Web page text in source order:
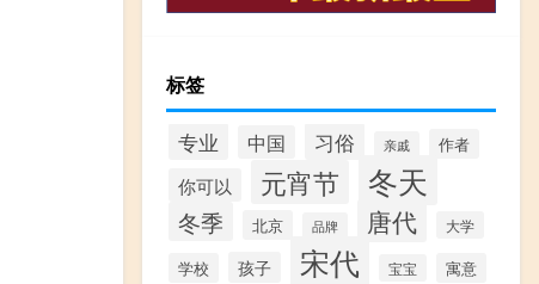
标签
专业 中国 习俗 亲戚 作者
你可以 元宵节 冬天
冬季 北京 品牌 唐代 大学
学校 孩子 宋代 宝宝 寓意